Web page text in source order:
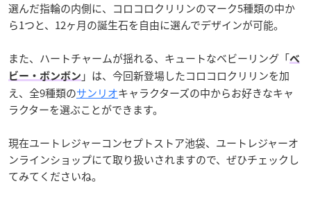
選んだ指輪の内側に、コロコロクリリンのマーク5種類の中か
ら1つと、12ヶ月の誕生石を自由に選んでデザインが可能。
また、ハートチャームが揺れる、キュートなベビーリング「ベ
ビー・ボンボン 」は、今回新登場したコロコロクリリンを加
え、全9種類のサンリオキャラクターズの中からお好きなキャ
ラクターを選ぶことができます。
現在ユートレジャーコンセプトストア池袋、ユートレジャーオ
ンラインショップにて取り扱いされますので、ぜひチェックし
てみてくださいね。